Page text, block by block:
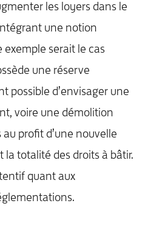
les loyers dans le
une notion
exemple serait le cas
une réserve
possible d’envisager une
voire une démolition
profit d’une nouvelle
totalité des droits à bâtir.
quant aux